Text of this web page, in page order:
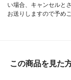
い場合、キャンセルと
お送りしますので予め
この商品を見た